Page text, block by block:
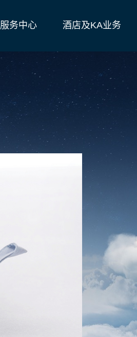
服务中心 酒店及KA业务